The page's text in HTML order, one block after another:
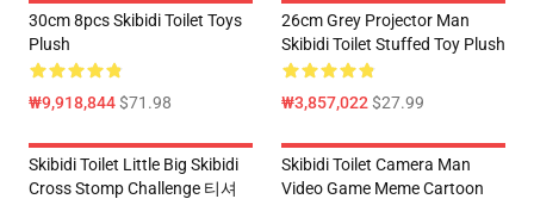
30cm 8pcs Skibidi Toilet Toys
Plush
₩9,918,844$71.98
26cm Grey Projector Man
Skibidi Toilet Stuffed Toy Plush
₩3,857,022$27.99
Skibidi Toilet Little Big Skibidi
Cross Stomp Challenge 티셔
Skibidi Toilet Camera Man
Video Game Meme Cartoon